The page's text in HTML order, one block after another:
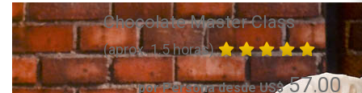
Chocolate Master Class
(aprox. 1.5 horas)
por Persona desde US$57.00